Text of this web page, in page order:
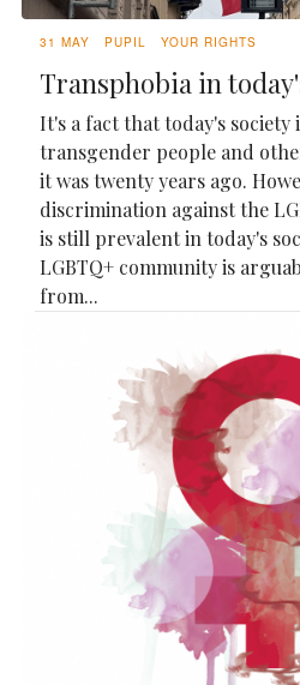
31 MAY PUPIL YOUR RIGHTS
Transphobia in
It's a fact that today's
transgender people and
it was twenty years ago.
discrimination against the
is still prevalent in today's
LGBTQ+ community is
from...